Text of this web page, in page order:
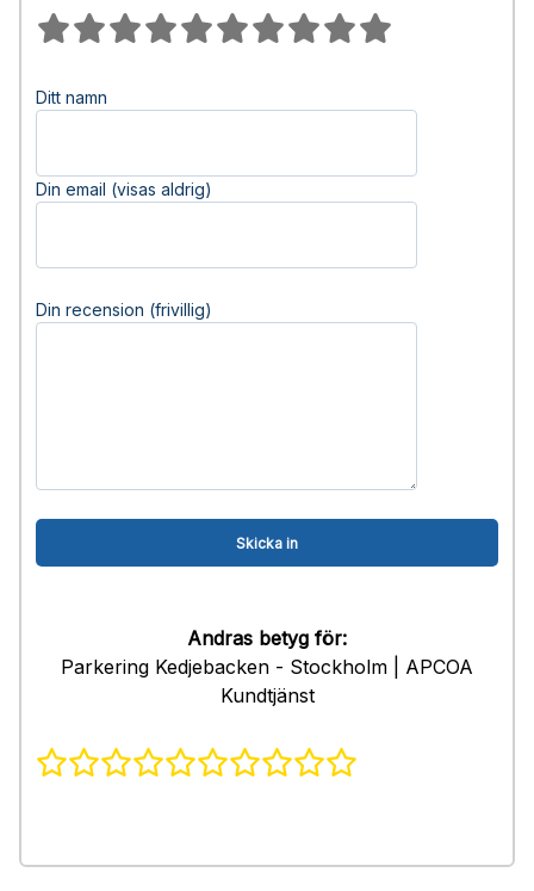
Ditt namn
Din email (visas aldrig)
Din recension (frivillig)
Andras betyg för:
Parkering Kedjebacken - Stockholm | APCOA
Kundtjänst